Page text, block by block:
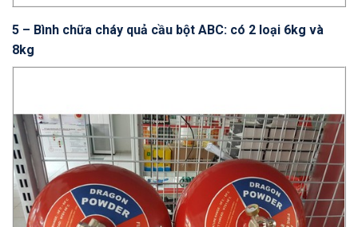
5 – Bình chữa cháy quả cầu bột ABC: có 2 loại 6kg và
8kg